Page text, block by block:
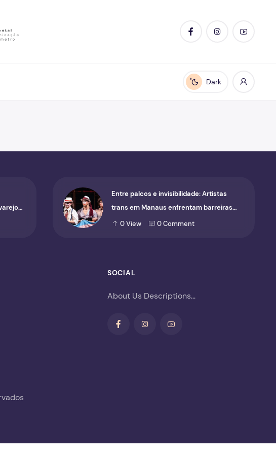
Enable dark mode
Dark
Entre palcos e invisibilidade: Artistas
trans em Manaus enfrentam barreiras
para ocupar o cenário cultural
0View 0Comment
SOCIAL
About Us Descriptions...